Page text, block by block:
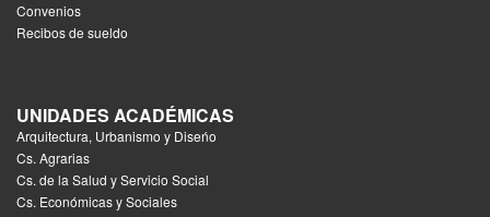
Convenios
Recibos de sueldo
UNIDADES ACADÉMICAS
Arquitectura, Urbanismo y Diseńo
Cs. Agrarias
Cs. de la Salud y Servicio Social
Cs. Económicas y Sociales